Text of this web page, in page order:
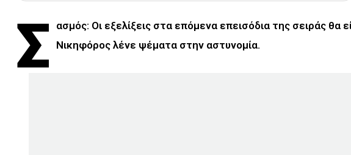
Σ
ασμός: Οι εξελίξεις στα επόμενα επεισόδια της σειράς θα
Νικηφόρος λένε ψέματα στην αστυνομία.